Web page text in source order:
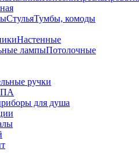
СтульяТумбы, комоды
Настенные
лампыПотолочные
ручки
для душа